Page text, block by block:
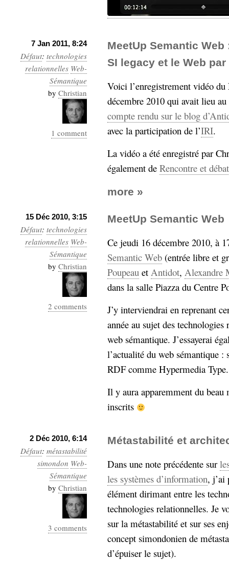
7 Jan 2011, 8:24
Défaut: technologies
relationnelles Web-
Sémantique
by Christian
1 comment
MeetUp Semantic
SI legacy et le Web
Voici l’enregistrement vidéo du
décembre 2010 qui avait lieu
compte rendu sur le blog
avec la participation de l’IRI.
La vidéo a été enregistré par
également de Rencontre et
more »
15 Déc 2010, 3:15
Défaut: technologies
relationnelles Web-
Sémantique
by Christian
2 comments
MeetUp Semantic Web
Ce jeudi 16 décembre 2010, à
Semantic Web (entrée libre et
Poupeau et Antidot, Alexandre
dans la salle Piazza du Centre
J’y interviendrai en reprenant
année au sujet des
web sémantique. J’essayerai
l’actualité du web sémantique
RDF comme Hypermedia Type.
Il y aura apparemment du beau
inscrits
2 Déc 2010, 6:14
Défaut: métastabilité
simondon Web-
Sémantique
by Christian
3 comments
Métastabilité et
Dans une note précédente sur
les systèmes d’information, j’ai
élément dirimant entre les
technologies relationnelles. Je
sur la métastabilité et sur ses
concept simondonien de
d’épuiser le sujet).